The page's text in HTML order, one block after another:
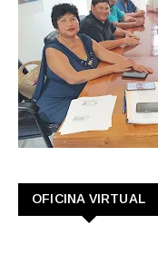
OFICINA VIRTUAL